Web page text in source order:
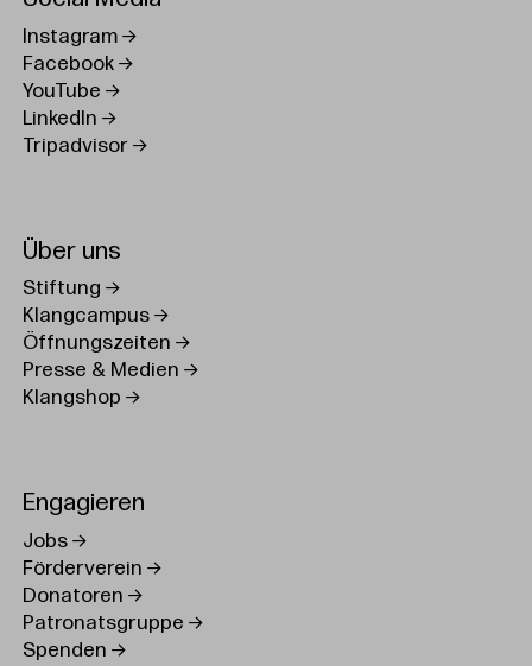
Instagram
Facebook
YouTube
LinkedIn
Tripadvisor
Über uns
Stiftung
Klangcampus
Öffnungszeiten
Presse & Medien
Klangshop
Engagieren
Jobs
Förderverein
Donatoren
Patronatsgruppe
Spenden